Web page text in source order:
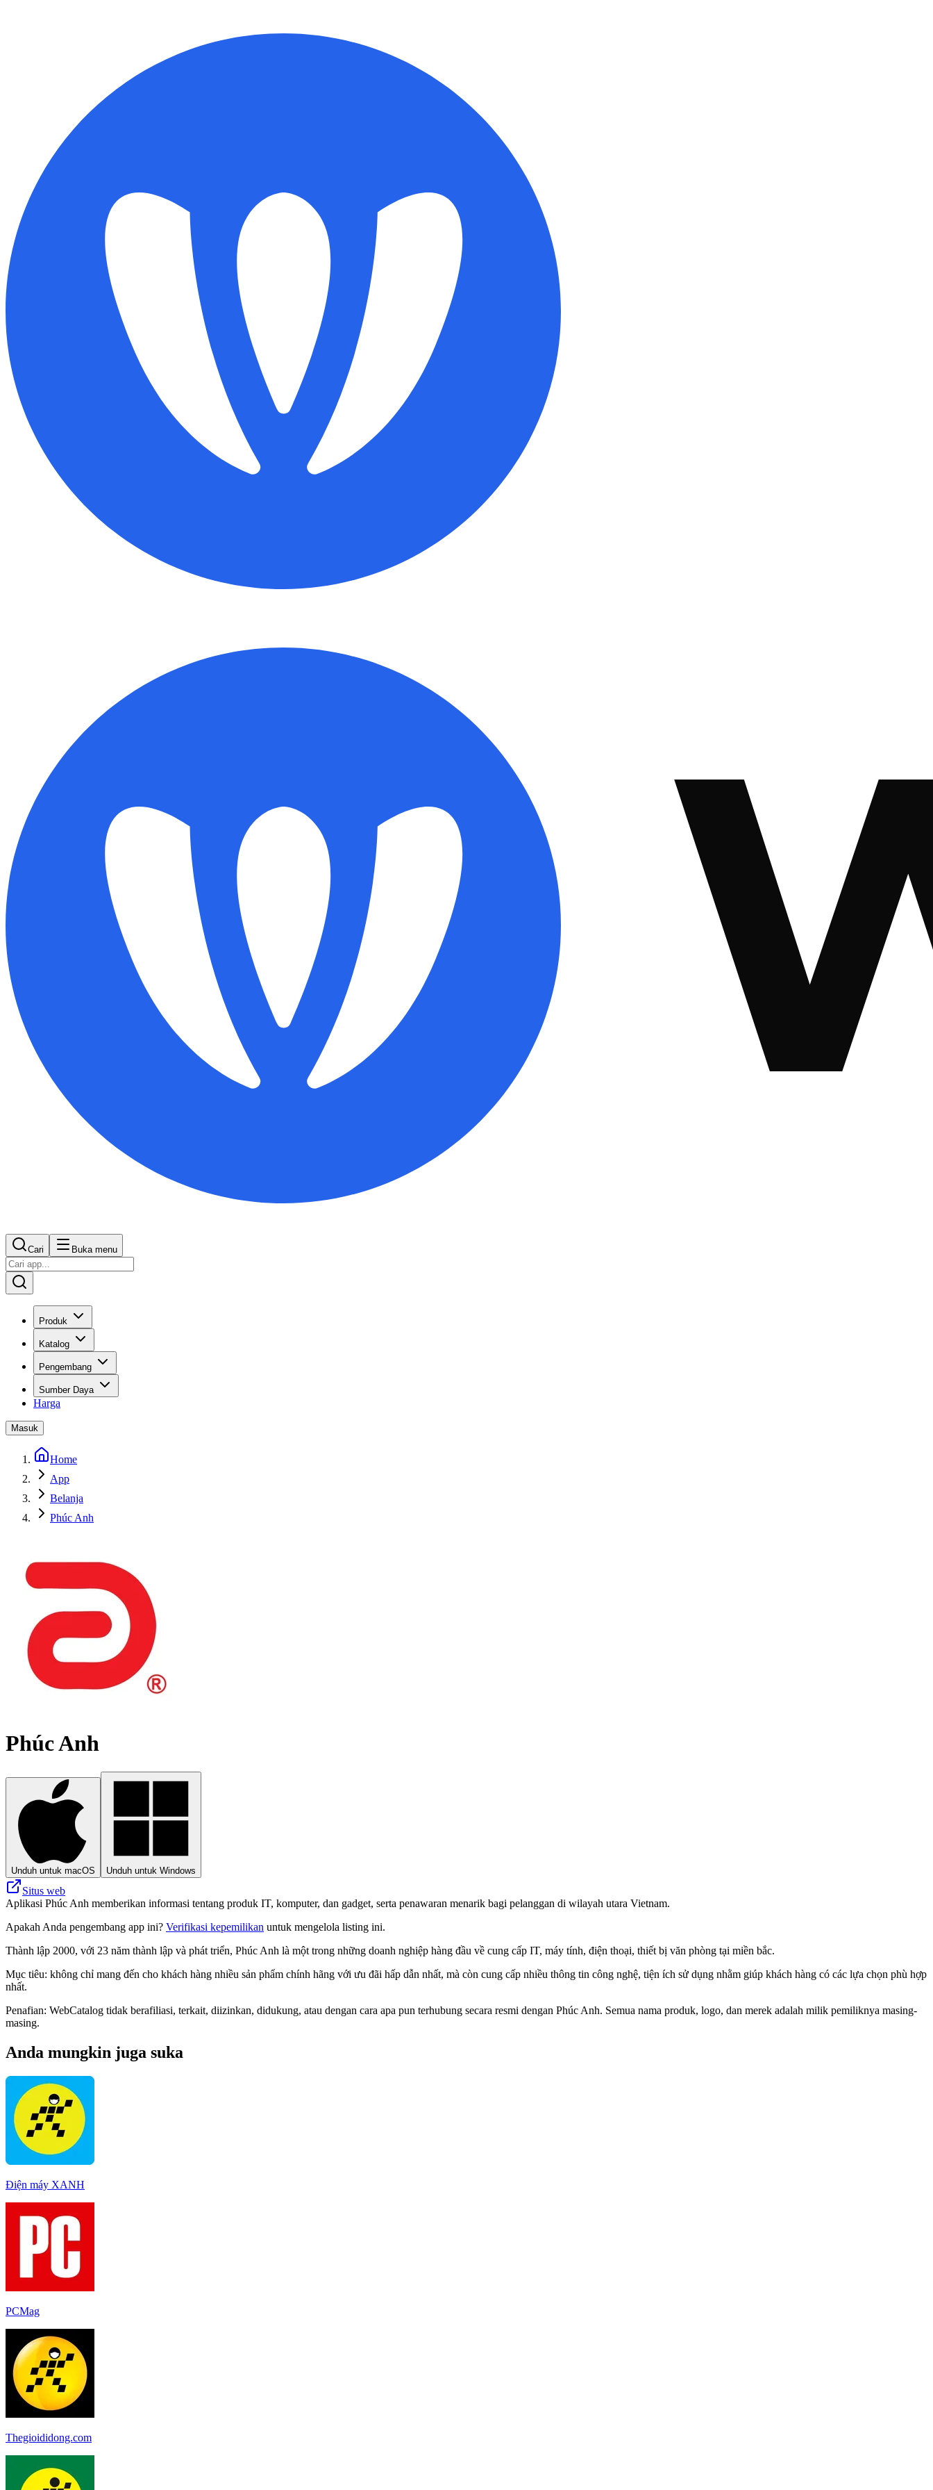
Cari Buka menu
Produk
Katalog
Pengembang
Sumber Daya
Harga
Masuk
Home
App
Belanja
Phúc Anh
Phúc Anh
Unduh untuk macOS Unduh untuk Windows
Situs web
Aplikasi Phúc Anh memberikan informasi tentang produk IT, komputer, dan gadget, serta penawaran menarik bagi pelanggan di wilayah utara Vietnam.
Apakah Anda pengembang app ini? Verifikasi kepemilikan untuk mengelola listing ini.
Thành lập 2000, với 23 năm thành lập và phát triển, Phúc Anh là một trong những doanh nghiệp hàng đầu về cung cấp IT, máy tính, điện thoại, thiết bị văn phòng tại miền bắc.
Mục tiêu: không chỉ mang đến cho khách hàng nhiều sản phẩm chính hãng với ưu đãi hấp dẫn nhất, mà còn cung cấp nhiều thông tin công nghệ, tiện ích sử dụng nhằm giúp khách hàng có các lựa chọn phù hợp
nhất.
Penafian: WebCatalog tidak berafiliasi, terkait, diizinkan, didukung, atau dengan cara apa pun terhubung secara resmi dengan Phúc Anh. Semua nama produk, logo, dan merek adalah milik pemiliknya masing-
masing.
Anda mungkin juga suka
Điện máy XANH
PCMag
Thegioididong.com